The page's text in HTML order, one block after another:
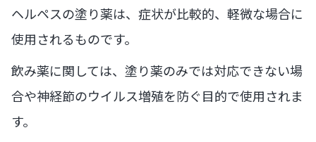
ヘルペスの塗り薬は、症状が比較的、軽微な場合に
使用されるものです。
飲み薬に関しては、塗り薬のみでは対応できない場
合や神経節のウイルス増殖を防ぐ目的で使用されま
す。